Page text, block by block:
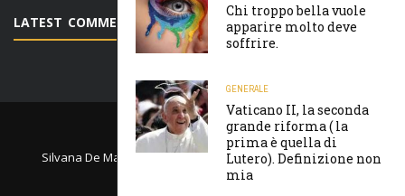
Chi troppo bella vuole
apparire molto deve
soffrire.
GENERALE
Vaticano II, la seconda
grande riforma ( la
prima è quella di
Lutero). Definizione non
mia
LATEST COMMENTS
PRIVACY E COOKIES
Silvana De Mari Community © Copyright 2020 - Powered by
EmmeHost